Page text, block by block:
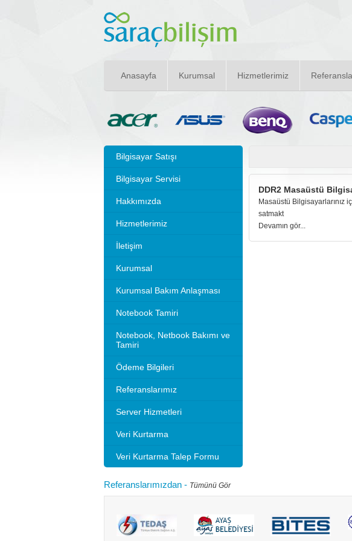
Anasayfa Kurumsal Hizmetlerimiz
Bilgisayar Satışı
Bilgisayar Servisi
Hakkımızda
Hizmetlerimiz
İletişim
Kurumsal
Kurumsal Bakım Anlaşması
Notebook Tamiri
Notebook, Netbook Bakımı ve
Tamiri
Ödeme Bilgileri
Referanslarımız
Server Hizmetleri
Veri Kurtarma
Veri Kurtarma Talep Formu
DDR2 Masaüstü
Masaüstü Bilgisayarlarınız
satmakt
Devamın gör...
Referanslarımızdan - Tümünü Gör
sürümleri de benzer ayarlar ile
Resimlerin üzerine tıklay...
hızlandırırım" diye aklınızdan